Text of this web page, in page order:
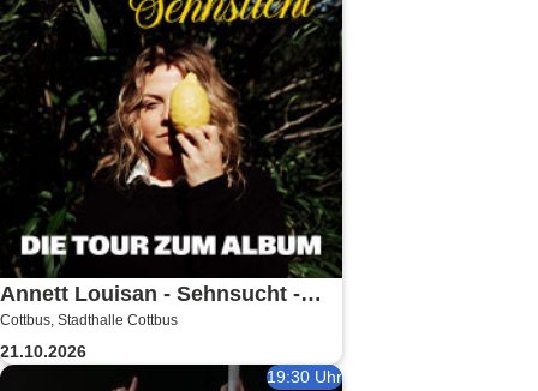
Annett Louisan - Sehnsucht -
Live 2026
Cottbus, Stadthalle Cottbus
21.10.2026
19:30 Uhr